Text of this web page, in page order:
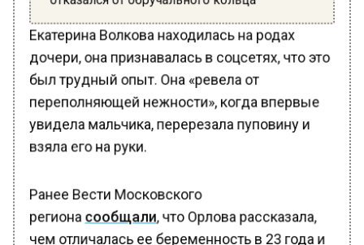
Екатерина Волкова находилась на родах
был трудный опыт. Она «ревела от
переполняющей нежности», когда впервые
увидела мальчика, перерезала пуповину и
взяла его на руки.
Ранее Вести Московского
региона сообщали , что Орлова рассказала,
чем отличалась ее беременность в 23 года и